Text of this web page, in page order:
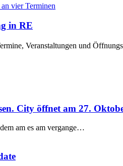
in RE
Veranstaltungen und
City öffnet am 27.
am es am vergange…